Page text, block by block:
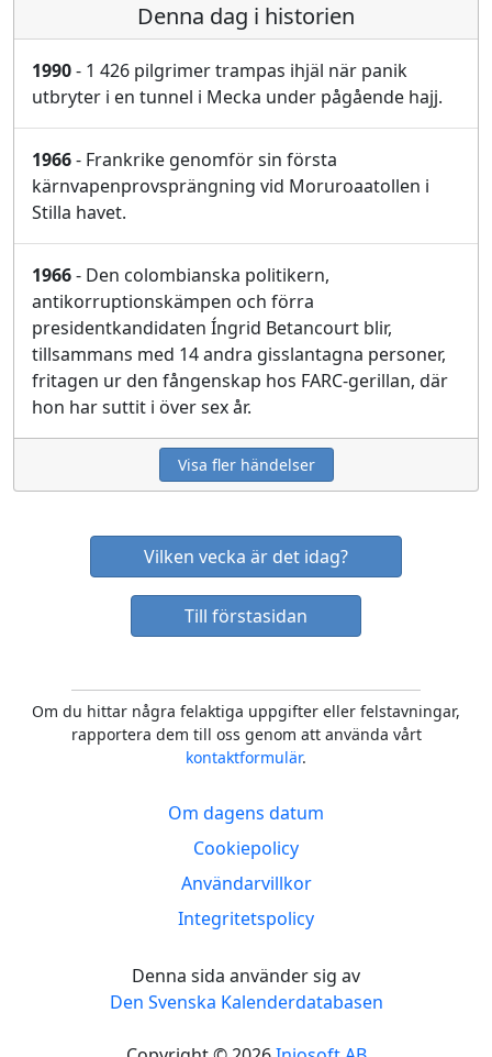
Denna dag i historien
1990- 1 426 pilgrimer trampas ihjäl när panik
utbryter i en tunnel i Mecka under pågående hajj.
1966- Frankrike genomför sin första
kärnvapenprovsprängning vid Moruroaatollen i
Stilla havet.
1966- Den colombianska politikern,
antikorruptionskämpen och förra
presidentkandidaten Íngrid Betancourt blir,
tillsammans med 14 andra gisslantagna personer,
fritagen ur den fångenskap hos FARC-gerillan, där
hon har suttit i över sex år.
Visa fler händelser
Vilken vecka är det idag?
Till förstasidan
Om du hittar några felaktiga uppgifter eller felstavningar,
rapportera dem till oss genom att använda vårt
kontaktformulär.
Om dagens datum
Cookiepolicy
Användarvillkor
Integritetspolicy
Denna sida använder sig av
Den Svenska Kalenderdatabasen